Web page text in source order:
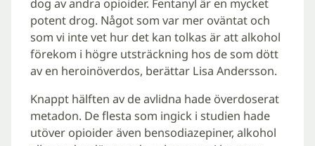
dog av andra opioider. Fentanyl är en mycket
potent drog. Något som var mer oväntat och
som vi inte vet hur det kan tolkas är att alkohol
förekom i högre utsträckning hos de som dött
av en heroinöverdos, berättar Lisa Andersson.
Knappt hälften av de avlidna hade överdoserat
metadon. De flesta som ingick i studien hade
utöver opioider även bensodiazepiner, alkohol